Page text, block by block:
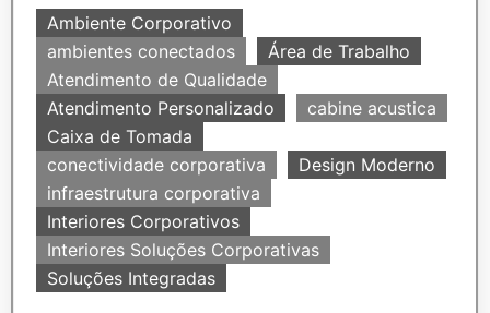
Ambiente Corporativo
ambientes conectados
Área de Trabalho
Atendimento de Qualidade
Atendimento Personalizado
cabine acustica
Caixa de Tomada
conectividade corporativa
Design Moderno
infraestrutura corporativa
Interiores Corporativos
Interiores Soluções Corporativas
Soluções Integradas